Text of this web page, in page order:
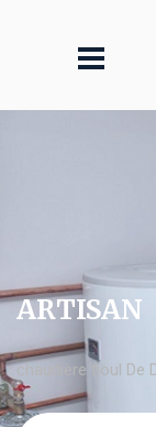
ARTISAN
chaudière fioul De